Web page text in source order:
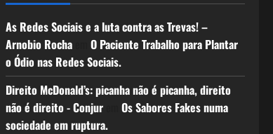
As Redes Sociais e a luta contra as Trevas! –
Arnobio Rochaem O Paciente Trabalho para Plantar
o Ódio nas Redes Sociais.
Direito McDonald’s: picanha não é picanha, direito
não é direito - Conjurem Os Sabores Fakes numa
sociedade em ruptura.